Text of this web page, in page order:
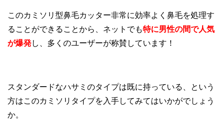
このカミソリ型鼻毛カッター非常に効率よく鼻毛を処理す
ることができることから、ネットでも特に男性の間で人気
が爆発し、多くのユーザーが称賛しています！
スタンダードなハサミのタイプは既に持っている、という
方はこのカミソリタイプを入手してみてはいかがでしょう
か。